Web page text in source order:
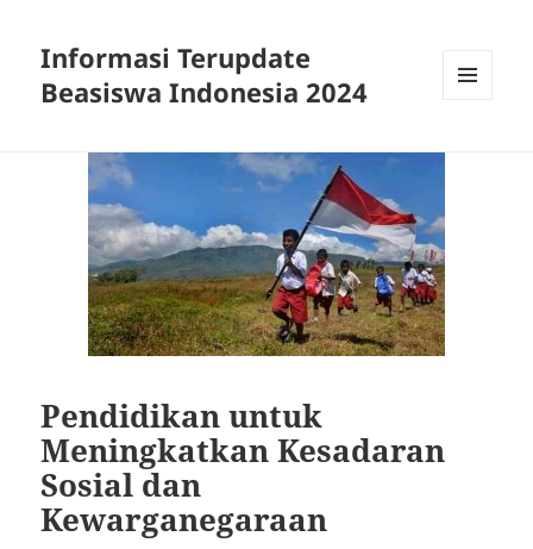
Informasi Terupdate
Beasiswa Indonesia 2024
WIDGETS
Pendidikan untuk
Meningkatkan Kesadaran
Sosial dan
Kewarganegaraan